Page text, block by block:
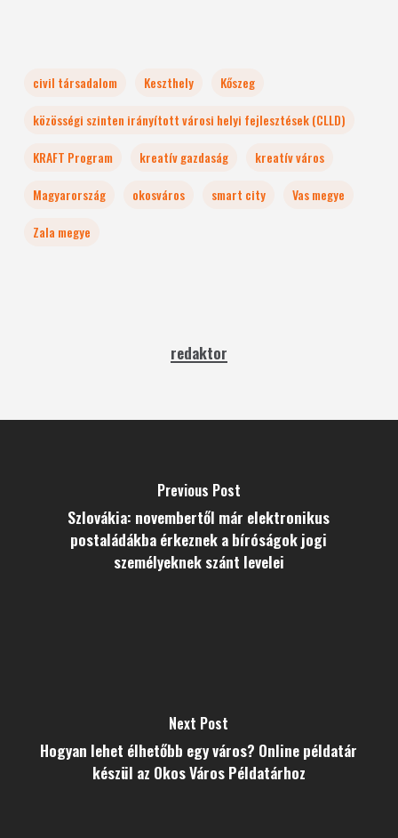
civil társadalom Keszthely
Kőszeg
közösségi szinten irányított városi helyi fejlesztések (CLLD)
KRAFT Program
kreatív gazdaság
kreatív város
Magyarország
okosváros smart city
Vas megye
Zala megye
redaktor
Previous Post
Szlovákia: novembertől már elektronikus
postaládákba érkeznek a bíróságok jogi
személyeknek szánt levelei
Next Post
Hogyan lehet élhetőbb egy város? Online példatár
készül az Okos Város Példatárhoz